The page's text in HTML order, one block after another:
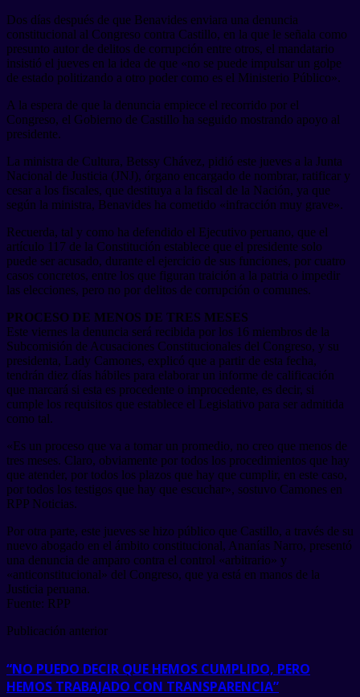
Dos días después de que Benavides enviara una denuncia
constitucional al Congreso contra Castillo, en la que le señala como
presunto autor de delitos de corrupción entre otros, el mandatario
insistió el jueves en la idea de que «no se puede impulsar un golpe
de estado politizando a otro poder como es el Ministerio Público».
A la espera de que la denuncia empiece el recorrido por el
Congreso, el Gobierno de Castillo ha seguido mostrando apoyo al
presidente.
La ministra de Cultura, Betssy Chávez, pidió este jueves a la Junta
Nacional de Justicia (JNJ), órgano encargado de nombrar, ratificar y
cesar a los fiscales, que destituya a la fiscal de la Nación, ya que
según la ministra, Benavides ha cometido «infracción muy grave».
Recuerda, tal y como ha defendido el Ejecutivo peruano, que el
artículo 117 de la Constitución establece que el presidente solo
puede ser acusado, durante el ejercicio de sus funciones, por cuatro
casos concretos, entre los que figuran traición a la patria o impedir
las elecciones, pero no por delitos de corrupción o comunes.
PROCESO DE MENOS DE TRES MESES
Este viernes la denuncia será recibida por los 16 miembros de la
Subcomisión de Acusaciones Constitucionales del Congreso, y su
presidenta, Lady Camones, explicó que a partir de esta fecha,
tendrán diez días hábiles para elaborar un informe de calificación
que marcará si esta es procedente o improcedente, es decir, si
cumple los requisitos que establece el Legislativo para ser admitida
como tal.
«Es un proceso que va a tomar un promedio, no creo que menos de
tres meses. Claro, obviamente por todos los procedimientos que hay
que atender, por todos los plazos que hay que cumplir, en este caso,
por todos los testigos que hay que escuchar», sostuvo Camones en
RPP Noticias.
Por otra parte, este jueves se hizo público que Castillo, a través de su
nuevo abogado en el ámbito constitucional, Ananías Narro, presentó
una denuncia de amparo contra el control «arbitrario» y
«anticonstitucional» del Congreso, que ya está en manos de la
Justicia peruana.
Fuente: RPP
Publicación anterior
“NO PUEDO DECIR QUE HEMOS CUMPLIDO, PERO
HEMOS TRABAJADO CON TRANSPARENCIA”